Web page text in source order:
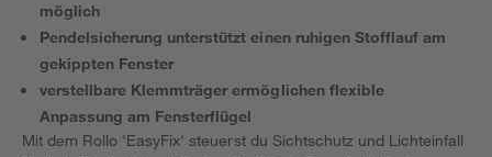
möglich
Pendelsicherung unterstützt einen ruhigen Stofflauf am
gekippten Fenster
verstellbare Klemmträger ermöglichen flexible
Anpassung am Fensterflügel
Mit dem Rollo 'EasyFix' steuerst du Sichtschutz und Lichteinfall